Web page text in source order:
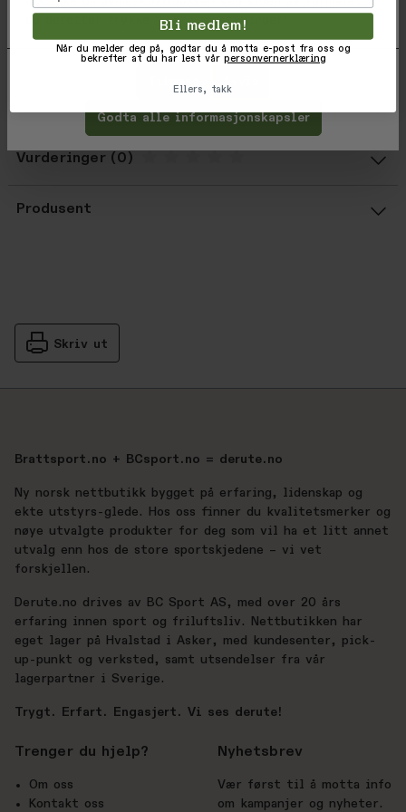
Won't scratch or mark
6 x 82.2 cm
Varekode: 094664033610
EAN: 094664033610
Vurderinger
Produsent
Skriv ut
Brattsport.no + BCsport.no = derute.no
Ny norsk nettbutikk bygget på erfaring, lidenskap og
ekte utstyrs-glede. Hos oss finner du kvalitetsmerker og
nøye utvalgte produkter for deg som vil ha et litt annet
utvalg enn hos de store sportskjedene – vi vet
forskjellen.
Derute.no drives av BC Sport AS, med over 20 års
erfaring innen sport og friluftsliv. Nettbutikken har
eget lager på Hvalstad i Asker, med kundesenter, pick-
up-punkt og verksted, samt utsendelser fra vår
lagerpartner i Sverige.
Trygt. Erfart. Engasjert. Vi ses derute!
Trenger du hjelp?
Om oss
Kontakt oss
Nyhetsbrev
Vær først til å motta info
om kampanjer og nyheter.
og deretter trykke 'Lagre innstillinger'.
Godta alle informasjonskapsler
Bli medlem!
Når du melder deg på, godtar du å motta e-post fra oss og
bekrefter at du har lest vårpersonvernerklæring
Ellers, takk